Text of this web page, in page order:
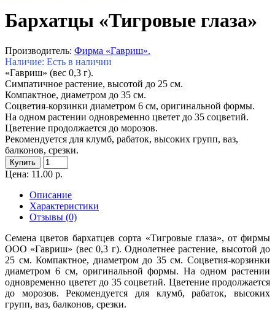
Бархатцы «Тигровые глаза»
Производитель: Фирма «Гавриш».
Наличие: Есть в наличии
«Гавриш» (вес 0,3 г).
Симпатичное растение, высотой до 25 см.
Компактное, диаметром до 35 см.
Соцветия-корзинки диаметром 6 см, оригинальной формы.
На одном растении одновременно цветет до 35 соцветий.
Цветение продолжается до морозов.
Рекомендуется для клумб, рабаток, высоких групп, ваз,
балконов, срезки.
Купить
Цена: 11.00 р.
Описание
Характеристики
Отзывы (0)
Семена цветов бархатцев сорта «Тигровые глаза», от фирмы
ООО «Гавриш» (вес 0,3 г). Однолетнее растение, высотой до
25 см. Компактное, диаметром до 35 см. Соцветия-корзинки
диаметром 6 см, оригинальной формы. На одном растении
одновременно цветет до 35 соцветий. Цветение продолжается
до морозов. Рекомендуется для клумб, рабаток, высоких
групп, ваз, балконов, срезки.